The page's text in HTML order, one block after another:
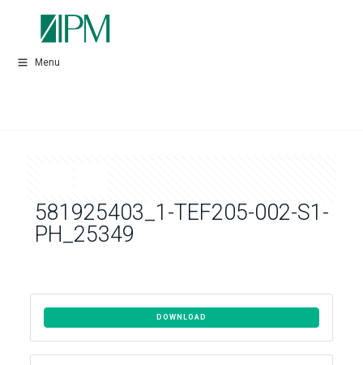
Menu
581925403_1-TEF205-002-S1-
PH_25349
DOWNLOAD